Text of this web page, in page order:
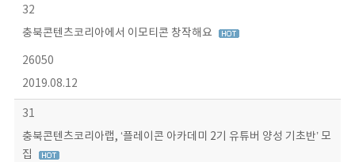
32
충북콘텐츠코리아에서 이모티콘 창작해요
26050
2019.08.12
31
충북콘텐츠코리아랩, ‘플레이콘 아카데미 2기 유튜버 양성 기초반’ 모
집